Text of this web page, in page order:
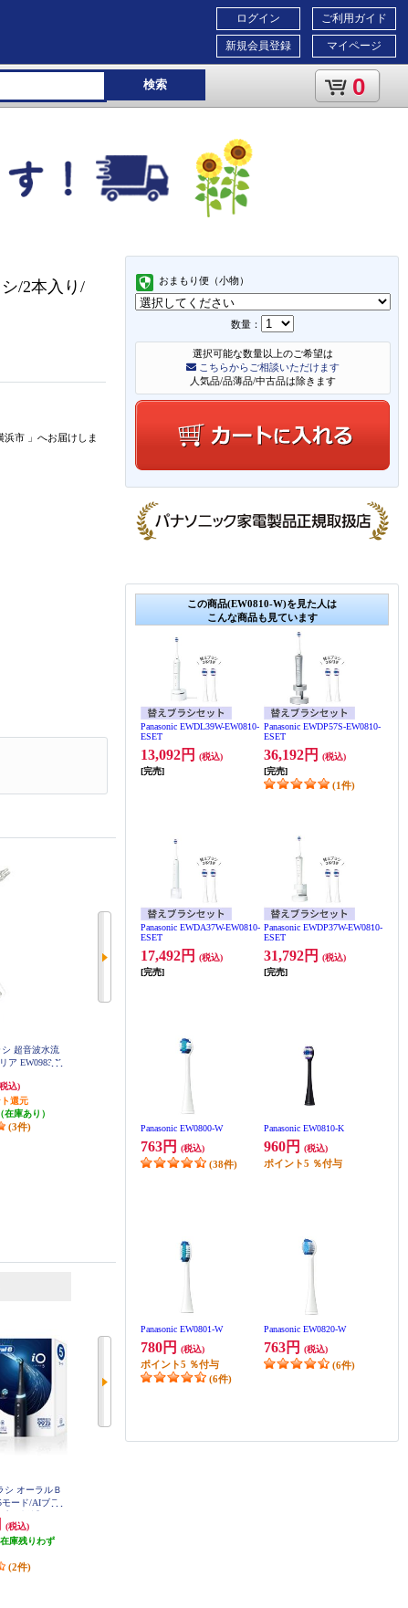
ご利用ガイド
マイページ
ログイン
新規会員登録
検索 0
おまもり便（小物）
数量：
選択可能な数量以上のご希望は
こちらからご相談いただけます
人気品/品薄品/中古品は除きます
この商品(EW0810-W)を見た人は
こんな商品も見ています
Panasonic EWDL39W-EW0810-
ESET
13,092円
(税込)
[完売]
Panasonic EWDP57S-EW0810-
ESET
36,192円
(税込)
[完売]
(1件)
Panasonic EWDA37W-EW0810-
ESET
17,492円
(税込)
[完売]
Panasonic EWDP37W-EW0810-
ESET
31,792円
(税込)
[完売]
Panasonic EW0800-W
763円 (税込)
(38件)
Panasonic EW0810-K
960円 (税込)
ポイント5 ％付与
Panasonic EW0801-W
780円 (税込)
ポイント5 ％付与
(6件)
Panasonic EW0820-W
763円 (税込)
(6件)
/2本入り/
浜市 」 へお届けしま
シ 超音波水流
ア EW0983-X
込)
還元
在庫あり）
(3件)
Panasonic 替えブラシ ドルツ専用
即納（在庫あり）
(38件)
Panasonic 替えブラシ ドルツ専用
極細毛ブラシ(コンパクト)黒 2本入
763円
発送目安:
シ オーラルＢ
ード/AIブラ
(税込)
庫残りわず
(2件)